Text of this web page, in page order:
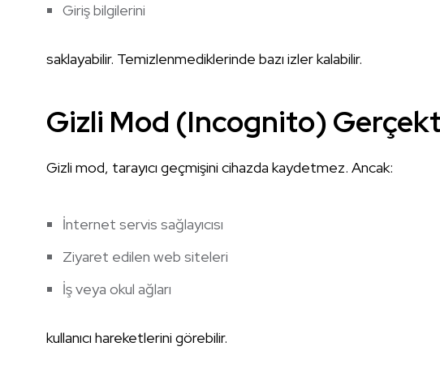
Giriş bilgilerini
saklayabilir. Temizlenmediklerinde bazı izler kalabilir.
Gizli Mod (Incognito)
Gizli mod, tarayıcı geçmişini cihazda kaydetmez. Ancak:
İnternet servis sağlayıcısı
Ziyaret edilen web siteleri
İş veya okul ağları
kullanıcı hareketlerini görebilir.